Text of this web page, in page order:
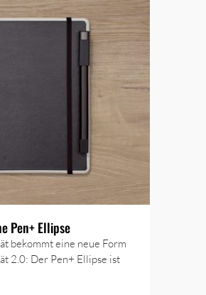
Pen+ Ellipse
bekommt eine neue Form
2.0: Der Pen+ Ellipse ist